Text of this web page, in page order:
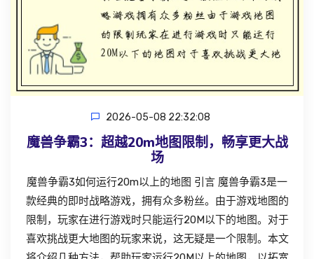
2026-05-08 22:32:08
魔兽争霸3：超越20m地图限制，畅享更大战
场
魔兽争霸3如何运行20m以上的地图 引言 魔兽争霸3是一
款经典的即时战略游戏，拥有众多粉丝。由于游戏地图的
限制，玩家在进行游戏时只能运行20M以下的地图。对于
喜欢挑战更大地图的玩家来说，这无疑是一个限制。本文